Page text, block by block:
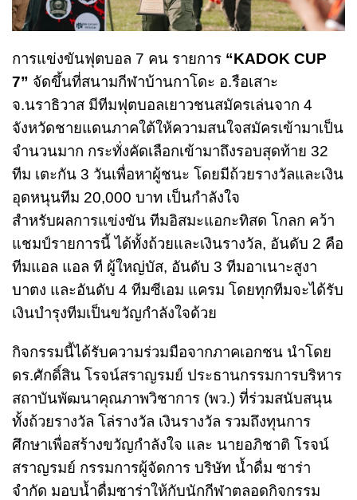
การแข่งขันฟุตบอล 7 คน รายการ “KADOK CUP
7” จัดขึ้นที่สนามกีฬาบ้านกาโดะ อ.รือเสาะ
จ.นราธิวาส มีทีมฟุตบอลเยาวชนสมัครเล่นจาก 4
จังหวัดชายแดนภาคใต้ให้ความสนใจสมัครเข้ามาเป็น
จำนวนมาก กระทั่งคัดเลือกเข้ามาถึงรอบสุดท้าย 32
ทีม เตะกัน 3 วันเพื่อหาผู้ชนะ โดยมีถ้วยรางวัลและเงิน
อุดหนุนทีม 20,000 บาท เป็นกำลังใจ
สำหรับผลการแข่งขัน ทีมอิสมะแอกะทิสด โกลก คว้า
แชมป์รายการนี้ ได้ทั้งถ้วยและเงินรางวัล, อันดับ 2 คือ
ทีมแอล แอล ที ผู้ใหญ่บัส, อันดับ 3 ทีมอาเนาะสูงา
บาตง และอันดับ 4 ทีมซีเอม แครม โดยทุกทีมจะได้รับ
เงินบำรุงทีมเป็นขวัญกำลังใจด้วย
กิจกรรมนี้ได้รับความร่วมมือจากภาคเอกชน นำโดย
ดร.ศักดิ์สิน โรจน์สราญรมย์ ประธานกรรมการบริหาร
สถาบันพัฒนาคุณภาพวิชาการ (พว.) ที่ร่วมสนับสนุน
ทั้งถ้วยรางวัล โล่รางวัล เงินรางวัล รวมถึงทุนการ
ศึกษาเพื่อสร้างขวัญกำลังใจ และ นายอภิชาติ โรจน์
สราญรมย์ กรรมการผู้จัดการ บริษัท น้ำดื่ม ซาร่า
จำกัด มอบน้ำดื่มซาร่าให้กับนักกีฬาตลอดกิจกรรม